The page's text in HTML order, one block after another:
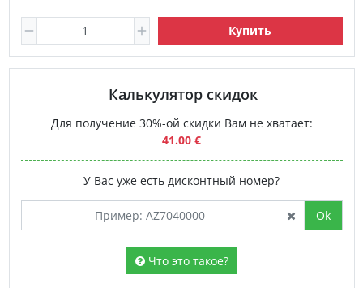
Купить
Калькулятор скидок
Для получение 30%-ой скидки Вам не хватает:
41.00 €
У Вас уже есть дисконтный номер?
Ok
Что это такое?